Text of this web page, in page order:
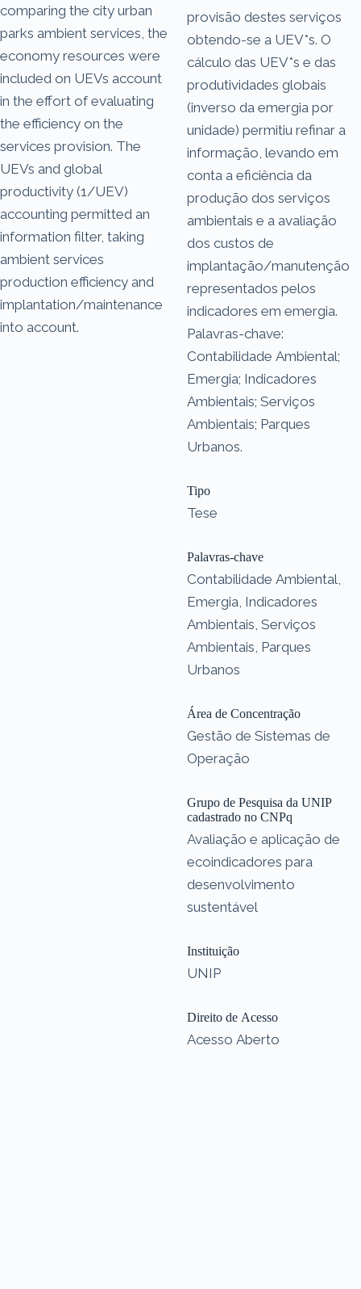
comparing the city urban
parks ambient services, the
economy resources were
included on UEVs account
in the effort of evaluating
the efficiency on the
services provision. The
UEVs and global
productivity (1/UEV)
accounting permitted an
information filter, taking
ambient services
production efficiency and
implantation/maintenance
into account.
provisão destes serviços
obtendo-se a UEV*s. O
cálculo das UEV*s e das
produtividades globais
(inverso da emergia por
unidade) permitiu refinar a
informação, levando em
conta a eficiência da
produção dos serviços
ambientais e a avaliação
dos custos de
implantação/manutenção
representados pelos
indicadores em emergia.
Palavras-chave:
Contabilidade Ambiental;
Emergia; Indicadores
Ambientais; Serviços
Ambientais; Parques
Urbanos.
Tipo
Tese
Palavras-chave
Contabilidade Ambiental,
Emergia, Indicadores
Ambientais, Serviços
Ambientais, Parques
Urbanos
Área de Concentração
Gestão de Sistemas de
Operação
Grupo de Pesquisa da UNIP
cadastrado no CNPq
Avaliação e aplicação de
ecoindicadores para
desenvolvimento
sustentável
Instituição
UNIP
Direito de Acesso
Acesso Aberto